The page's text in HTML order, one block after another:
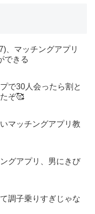
、マッチングアプリ
できる
で30人会ったら割と
ぞ🥰
マッチングアプリ教
ングアプリ、男にきび
調子乗りすぎじゃな